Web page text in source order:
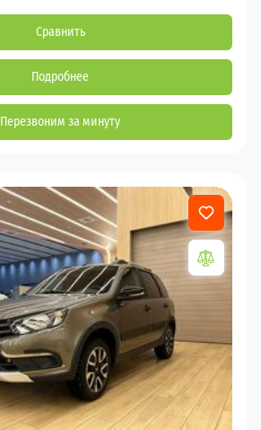
Сравнить
Подробнее
Перезвоним за минуту